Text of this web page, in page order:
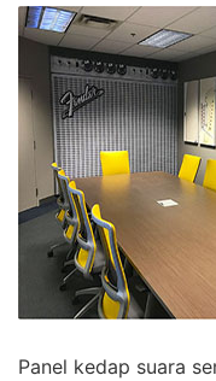
Panel kedap suara